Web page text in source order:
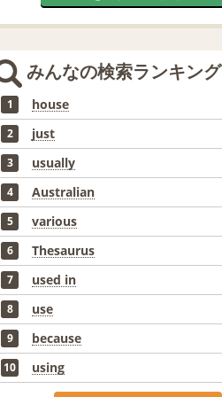
みんなの検索ランキング
1 house
2 just
3 usually
4 Australian
5 various
6 Thesaurus
7 used in
8 use
9 because
10 using